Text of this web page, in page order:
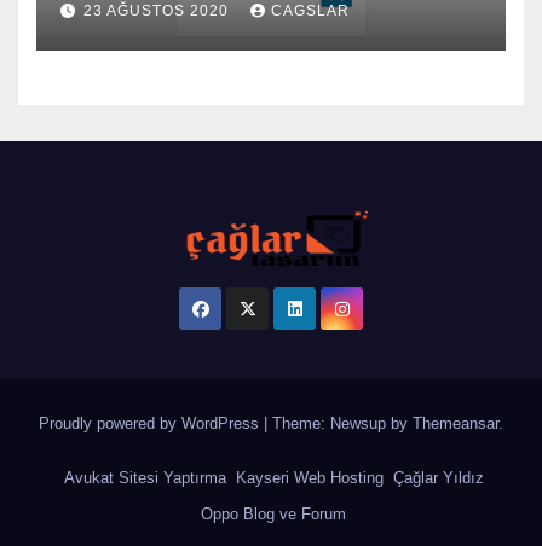
23 AĞUSTOS 2020 CAGSLAR
Proudly powered by WordPress Theme: Newsup by Themeansar.
Avukat Sitesi Yaptırma Kayseri Web Hosting Çağlar Yıldız
Oppo Blog ve Forum